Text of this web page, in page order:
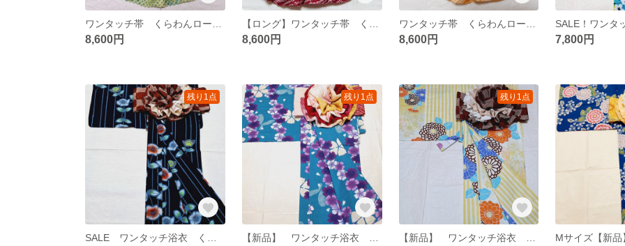
8,600円 8,600円 8,600円 7,800円
残り1点 残り1点 残り1点